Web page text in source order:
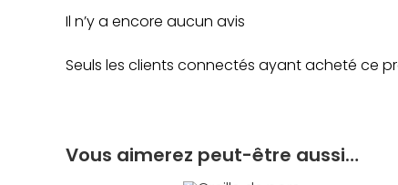
Il n’y a encore aucun avis
Seuls les clients connectés ayant acheté ce
Vous aimerez peut-être aussi…